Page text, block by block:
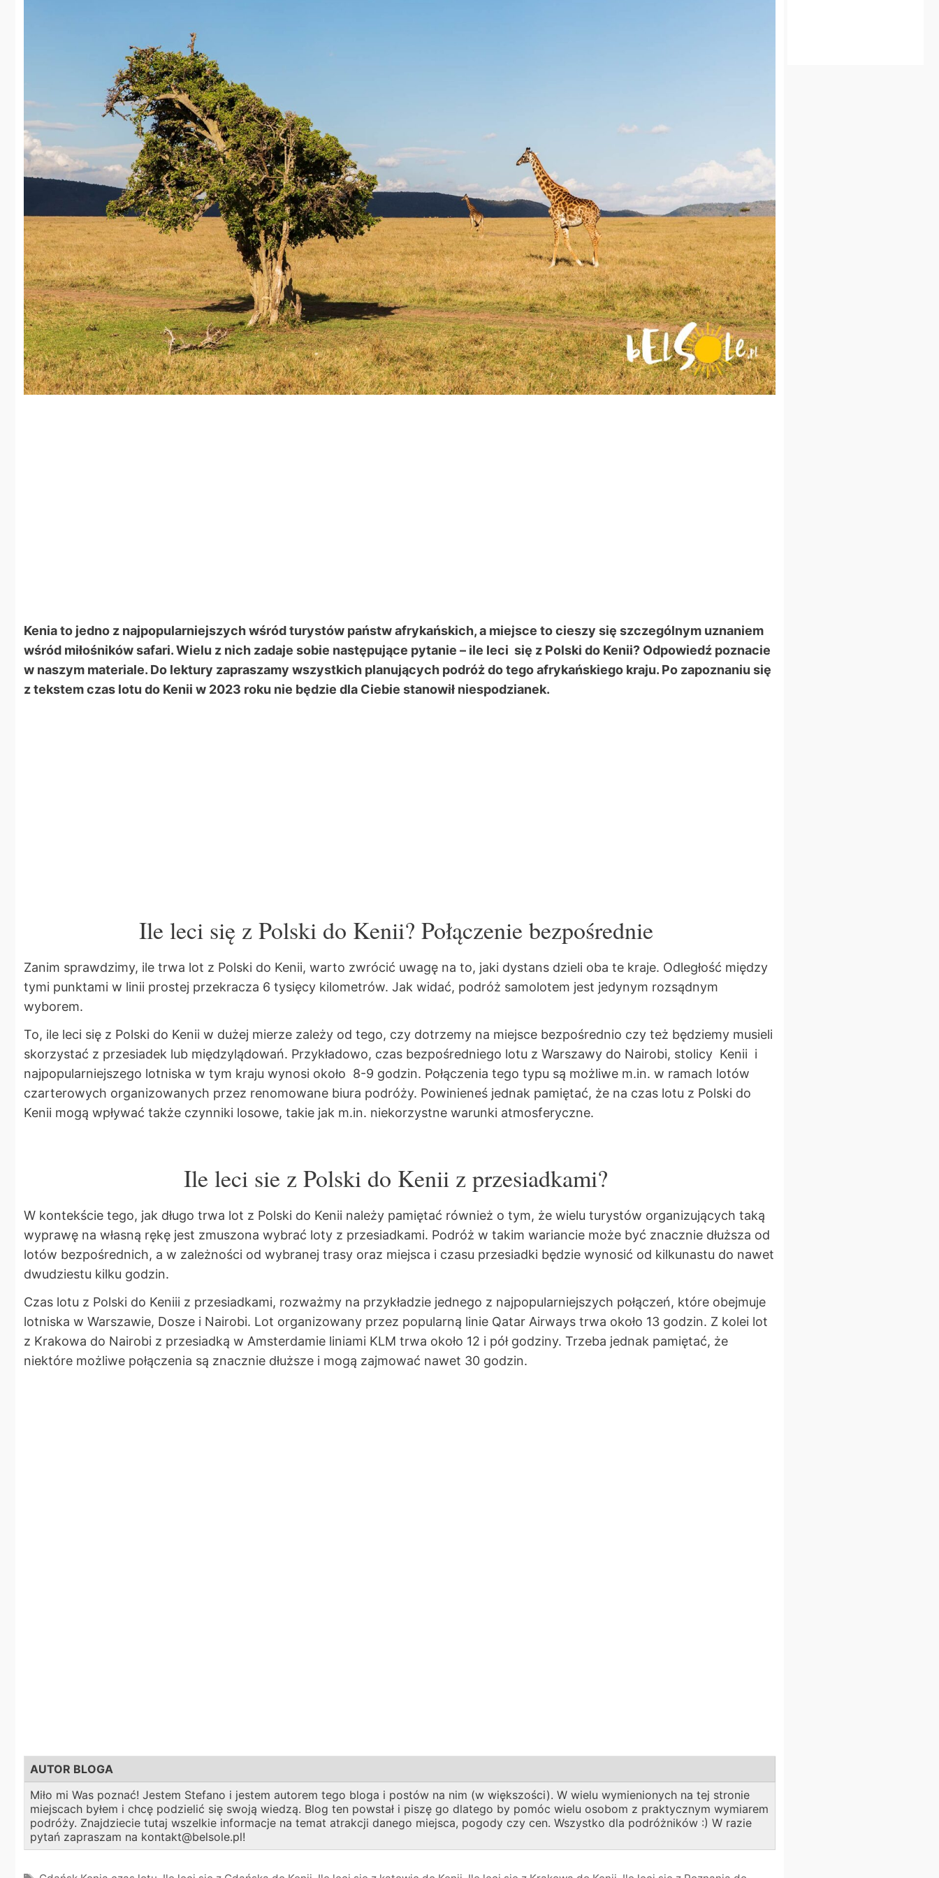
Kenia to jedno z najpopularniejszych wśród turystów państw afrykańskich, a miejsce to cieszy się szczególnym uznaniem
wśród miłośników safari. Wielu z nich zadaje sobie następujące pytanie – ile leci się z Polski do Kenii? Odpowiedź poznacie
w naszym materiale. Do lektury zapraszamy wszystkich planujących podróż do tego afrykańskiego kraju. Po zapoznaniu się
z tekstem czas lotu do Kenii w 2023 roku nie będzie dla Ciebie stanowił niespodzianek.
Ile leci się z Polski do Kenii? Połączenie bezpośrednie
Zanim sprawdzimy, ile trwa lot z Polski do Kenii, warto zwrócić uwagę na to, jaki dystans dzieli oba te kraje. Odległość między
tymi punktami w linii prostej przekracza 6 tysięcy kilometrów. Jak widać, podróż samolotem jest jedynym rozsądnym
wyborem.
To, ile leci się z Polski do Kenii w dużej mierze zależy od tego, czy dotrzemy na miejsce bezpośrednio czy też będziemy musieli
skorzystać z przesiadek lub międzylądowań. Przykładowo, czas bezpośredniego lotu z Warszawy do Nairobi, stolicy Kenii i
najpopularniejszego lotniska w tym kraju wynosi około 8-9 godzin. Połączenia tego typu są możliwe m.in. w ramach lotów
czarterowych organizowanych przez renomowane biura podróży. Powinieneś jednak pamiętać, że na czas lotu z Polski do
Kenii mogą wpływać także czynniki losowe, takie jak m.in. niekorzystne warunki atmosferyczne.
Ile leci sie z Polski do Kenii z przesiadkami?
W kontekście tego, jak długo trwa lot z Polski do Kenii należy pamiętać również o tym, że wielu turystów organizujących taką
wyprawę na własną rękę jest zmuszona wybrać loty z przesiadkami. Podróż w takim wariancie może być znacznie dłuższa od
lotów bezpośrednich, a w zależności od wybranej trasy oraz miejsca i czasu przesiadki będzie wynosić od kilkunastu do nawet
dwudziestu kilku godzin.
Czas lotu z Polski do Keniii z przesiadkami, rozważmy na przykładzie jednego z najpopularniejszych połączeń, które obejmuje
lotniska w Warszawie, Dosze i Nairobi. Lot organizowany przez popularną linie Qatar Airways trwa około 13 godzin. Z kolei lot
z Krakowa do Nairobi z przesiadką w Amsterdamie liniami KLM trwa około 12 i pół godziny. Trzeba jednak pamiętać, że
niektóre możliwe połączenia są znacznie dłuższe i mogą zajmować nawet 30 godzin.
AUTOR BLOGA
Miło mi Was poznać! Jestem Stefano i jestem autorem tego bloga i postów na nim (w większości). W wielu wymienionych na tej stronie
miejscach byłem i chcę podzielić się swoją wiedzą. Blog ten powstał i piszę go dlatego by pomóc wielu osobom z praktycznym wymiarem
podróży. Znajdziecie tutaj wszelkie informacje na temat atrakcji danego miejsca, pogody czy cen. Wszystko dla podróżników :) W razie
pytań zapraszam na kontakt@belsole.pl!